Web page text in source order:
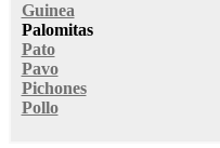
Guinea
Palomitas
Pato
Pavo
Pichones
Pollo